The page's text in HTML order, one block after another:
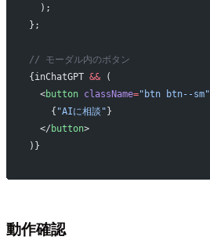
  );
};
// モーダル内のボタン
{inChatGPT && (
  <
button className="btn btn--sm"
    {
"AIに相談" }
  </
button>
)}
動作確認